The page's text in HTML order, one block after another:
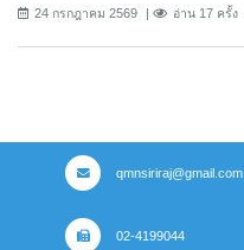
24 กรกฎาคม 2569 อ่าน 17 ครั้ง
qmnsiriraj@gmail.com
02-4199044